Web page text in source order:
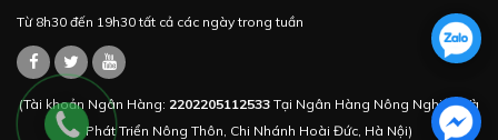
Từ 8h30 đến 19h30 tất cả các ngày trong tuần
(Tài khoản Ngân Hàng: 2202205112533 Tại Ngân Hàng Nông Nghiệp Và
Phát Triển Nông Thôn, Chi Nhánh Hoài Đức, Hà Nội)